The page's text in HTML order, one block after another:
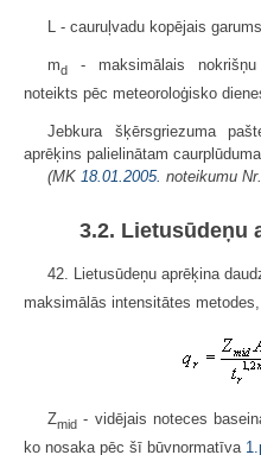
L - cauruļvadu kopējais
md
- maksimālais
noteikts pēc meteoroloģisko
Jebkura šķērsgriezuma
aprēķins palielinātam
(MK 18.01.2005. noteikumu
3.2. Lietusūdeņu
42. Lietusūdeņu aprēķina
maksimālās intensitātes
Zmid - vidējais noteces
ko nosaka pēc šī būvnormatīva